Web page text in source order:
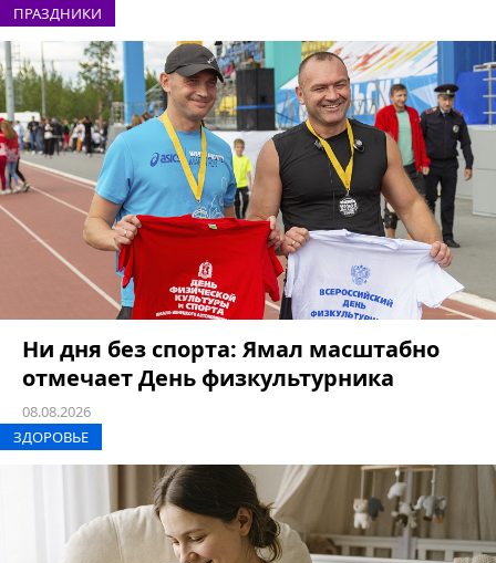
ПРАЗДНИКИ
Ни дня без спорта: Ямал масштабно
отмечает День физкультурника
08.08.2026
ЗДОРОВЬЕ